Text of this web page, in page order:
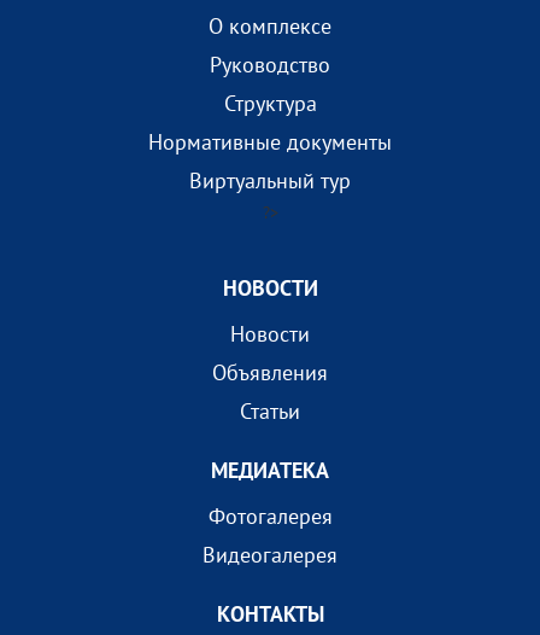
О комплексе
Руководство
Структура
Нормативные документы
Виртуальный тур
?>
НОВОСТИ
Новости
Объявления
Статьи
МEДИАТEКА
Фотогалерея
Видеогалерея
КОНТАКТЫ